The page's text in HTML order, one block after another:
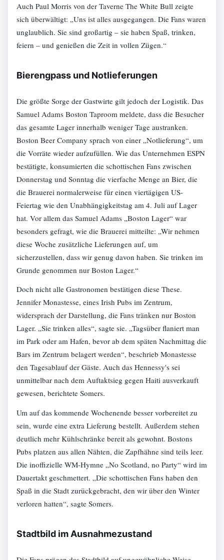
Auch Paul Morris von der Taverne The White Bull zeigte
sich überwältigt: „Uns ist alles ausgegangen. Die Fans waren
unglaublich. Sie sind großartig – sie haben Spaß, trinken,
feiern – und genießen die Zeit in vollen Zügen.“
Bierengpass und Notlieferungen
Die größte Sorge der Gastwirte gilt jedoch der Logistik. Das
Samuel Adams Boston Taproom meldete, dass die Besucher
das gesamte Lager innerhalb weniger Tage austranken.
Boston Beer Company sprach von einer „Notlieferung“, um
die Vorräte wieder aufzufüllen. Wie das Unternehmen ESPN
bestätigte, konsumierten die schottischen Fans zwischen
Donnerstag und Sonntag die vierfache Menge an Bier, die
die Brauerei normalerweise für einen viertägigen US-
Feiertag wie den Unabhängigkeitstag am 4. Juli auf Lager
hat. Vor allem das Samuel Adams „Boston Lager“ war
besonders gefragt, wie die Brauerei mitteilte: „Wir nehmen
diese Woche zusätzliche Lieferungen auf, um
sicherzustellen, dass wir genug davon haben. Sie trinken im
Grunde genommen nur Boston Lager.“
Doch nicht alle Gastronomen bestätigen diese These.
Jennifer Monastesse, eines Irish Pubs im Zentrum,
widersprach der Darstellung, die Fans tränken nur Boston
Lager. „Sie trinken alles“, sagte sie. „Tagsüber flaniert man
im Park oder am Hafen, bevor ab dem späten Nachmittag die
Bars im Zentrum belagert werden“, beschrieb Monastesse
den Tagesablauf der Gäste. Auch das Hennessy's sei
unmittelbar nach dem Auftaktsieg gegen Haiti ausverkauft
gewesen, berichtete Somers.
Um auf das kommende Wochenende besser vorbereitet zu
sein, wurde eine extra Lieferung bestellt. Außerdem stehen
deutlich mehr Kühlschränke bereit als gewohnt. Bostons
Pubs platzen aus allen Nähten, die Zapfhähne sind teils leer.
Die inoffizielle WM-Hymne „No Scotland, no Party“ wird im
Dauertakt geschmettert. „Die schottischen Fans haben den
Spaß in die Stadt zurückgebracht, den wir über den Winter
verloren hatten“, sagte Somers.
Stadtbild im Ausnahmezustand